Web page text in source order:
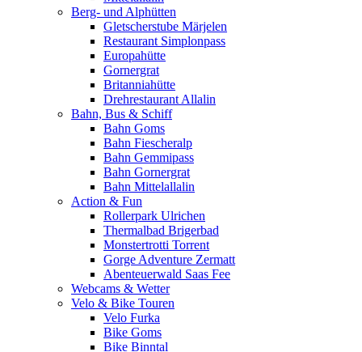
Berg- und Alphütten
Gletscherstube Märjelen
Restaurant Simplonpass
Europahütte
Gornergrat
Britanniahütte
Drehrestaurant Allalin
Bahn, Bus & Schiff
Bahn Goms
Bahn Fiescheralp
Bahn Gemmipass
Bahn Gornergrat
Bahn Mittelallalin
Action & Fun
Rollerpark Ulrichen
Thermalbad Brigerbad
Monstertrotti Torrent
Gorge Adventure Zermatt
Abenteuerwald Saas Fee
Webcams & Wetter
Velo & Bike Touren
Velo Furka
Bike Goms
Bike Binntal